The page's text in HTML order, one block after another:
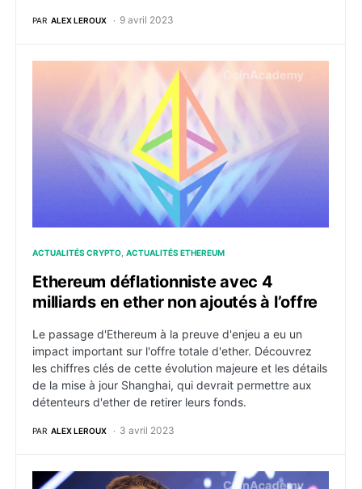
PAR ALEX LEROUX 9 avril 2023
Ethereum déflationniste avec 4 milliards en ether non
ACTUALITÉS CRYPTO ACTUALITÉS ETHEREUM
Ethereum déflationniste avec 4
milliards en ether non ajoutés à l’offre
Le passage d'Ethereum à la preuve d'enjeu a eu un
impact important sur l'offre totale d'ether. Découvrez
les chiffres clés de cette évolution majeure et les détails
de la mise à jour Shanghai, qui devrait permettre aux
détenteurs d'ether de retirer leurs fonds.
PAR ALEX LEROUX 3 avril 2023
Ethereum : Vitalik Buterin veut intégrer des zk-EVM